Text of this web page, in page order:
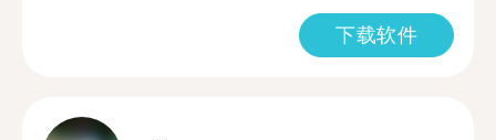
下载软件